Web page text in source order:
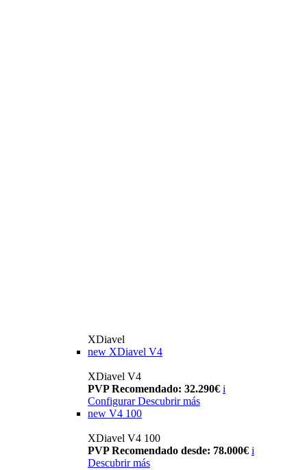
XDiavel
new XDiavel V4
XDiavel V4
PVP Recomendado: 32.290€ i
Configurar Descubrir más
new V4 100
XDiavel V4 100
PVP Recomendado desde: 78.000€ i
Descubrir más